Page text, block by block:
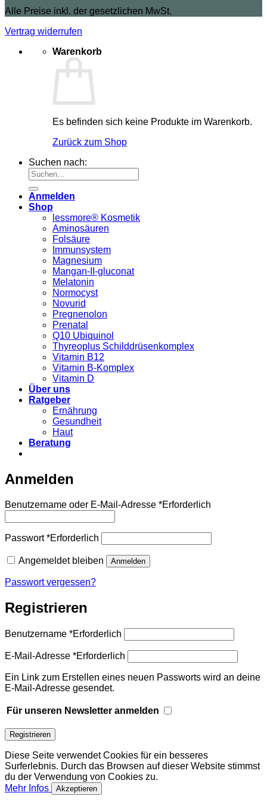
Alle Preise inkl. der gesetzlichen MwSt.
Vertrag widerrufen
Warenkorb
Es befinden sich keine Produkte im Warenkorb.
Zurück zum Shop
Suchen nach:
Anmelden
Shop
lessmore® Kosmetik
Aminosäuren
Folsäure
Immunsystem
Magnesium
Mangan-II-gluconat
Melatonin
Normocyst
Novurid
Pregnenolon
Prenatal
Q10 Ubiquinol
Thyreoplus Schilddrüsenkomplex
Vitamin B12
Vitamin B-Komplex
Vitamin D
Über uns
Ratgeber
Ernährung
Gesundheit
Haut
Beratung
Anmelden
Benutzername oder E-Mail-Adresse *Erforderlich
Passwort*Erforderlich
Angemeldet bleiben Anmelden
Passwort vergessen?
Registrieren
Benutzername *Erforderlich
E-Mail-Adresse *Erforderlich
Ein Link zum Erstellen eines neuen Passworts wird an deine
E-Mail-Adresse gesendet.
Für unseren Newsletter anmelden
Registrieren
Diese Seite verwendet Cookies für ein besseres
Surferlebnis. Durch das Browsen auf dieser Website stimmst
du der Verwendung von Cookies zu.
Mehr Infos
Akzeptieren